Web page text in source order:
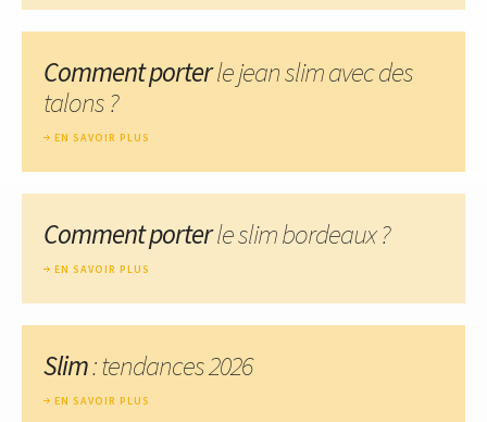
Comment porterle jean slim avec des
talons ?
EN SAVOIR PLUS
Comment porterle slim bordeaux ?
EN SAVOIR PLUS
Slim: tendances 2026
EN SAVOIR PLUS